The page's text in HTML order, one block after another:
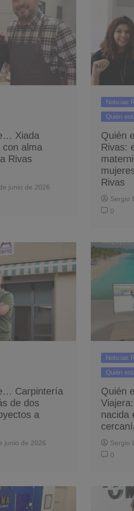
Xiada
con alma
Rivas
junio de 2026
Noticias
Quién
Quién
Rivas:
Rivas
Sergio
0
Carpintería
de dos
a
junio de 2026
Noticias
Quién
Quién
nacida
Sergio
0